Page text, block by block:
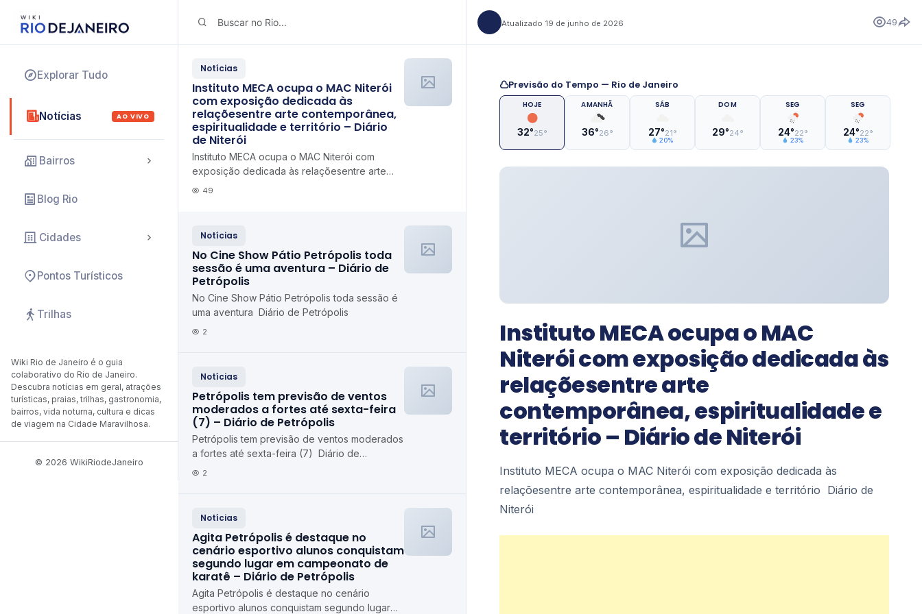
Explorar Tudo
Notícias AO VIVO
Bairros
Blog Rio
Cidades
Pontos Turísticos
Trilhas
Wiki Rio de Janeiro é o guia
colaborativo do Rio de Janeiro.
Descubra notícias em geral, atrações
turísticas, praias, trilhas, gastronomia,
bairros, vida noturna, cultura e dicas
de viagem na Cidade Maravilhosa.
© 2026 WikiRiodeJaneiro
Notícias
Instituto MECA ocupa o MAC Niterói
com exposição dedicada às
relaçõesentre arte contemporânea,
espiritualidade e território – Diário
de Niterói
Instituto MECA ocupa o MAC Niterói com
exposição dedicada às relaçõesentre arte
contemporânea, espiritualidade e
49
Notícias
No Cine Show Pátio Petrópolis toda
sessão é uma aventura – Diário de
Petrópolis
No Cine Show Pátio Petrópolis toda sessão é
uma aventura Diário de Petrópolis
2
Notícias
Petrópolis tem previsão de ventos
moderados a fortes até sexta-feira
(7) – Diário de Petrópolis
Petrópolis tem previsão de ventos moderados
a fortes até sexta-feira (7) Diário de
Petrópolis
2
Notícias
Agita Petrópolis é destaque no
cenário esportivo alunos conquistam
segundo lugar em campeonato de
karatê – Diário de Petrópolis
Agita Petrópolis é destaque no cenário
esportivo alunos conquistam segundo lugar
Atualizado 19 de junho de 2026 49
Previsão do Tempo — Rio de Janeiro
HOJE
32°25°
AMANHÃ
36°26°
SÁB
27°21°
20%
DOM
29°24°
SEG
24°22°
23%
SEG
24°22°
23%
Instituto MECA ocupa o MAC
Niterói com exposição dedicada às
relaçõesentre arte
contemporânea, espiritualidade e
território – Diário de Niterói
Instituto MECA ocupa o MAC Niterói com exposição dedicada às
relaçõesentre arte contemporânea, espiritualidade e território Diário de
Niterói